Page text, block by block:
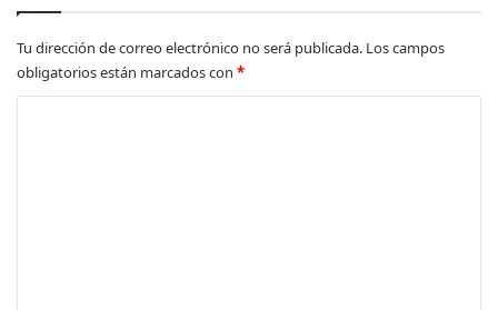
Tu dirección de correo electrónico no será publicada. Los campos
obligatorios están marcados con *